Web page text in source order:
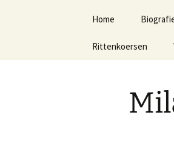
Home
Rittenkoersen